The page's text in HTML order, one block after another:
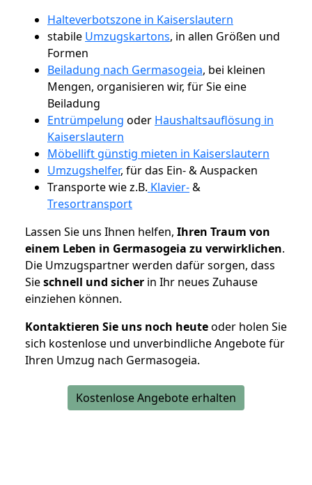
Halteverbotszone in Kaiserslautern
stabile Umzugskartons, in allen Größen und
Formen
Beiladung nach Germasogeia, bei kleinen
Mengen, organisieren wir, für Sie eine
Beiladung
Entrümpelung oder Haushaltsauflösung in
Kaiserslautern
Möbellift günstig mieten in Kaiserslautern
Umzugshelfer, für das Ein- & Auspacken
Transporte wie z.B. Klavier-&
Tresortransport
Lassen Sie uns Ihnen helfen, Ihren Traum von
einem Leben in Germasogeia zu verwirklichen.
Die Umzugspartner werden dafür sorgen, dass
Sieschnell und sicher in Ihr neues Zuhause
einziehen können.
Kontaktieren Sie uns noch heuteoder holen Sie
sich kostenlose und unverbindliche Angebote für
Ihren Umzug nach Germasogeia.
Kostenlose Angebote erhalten